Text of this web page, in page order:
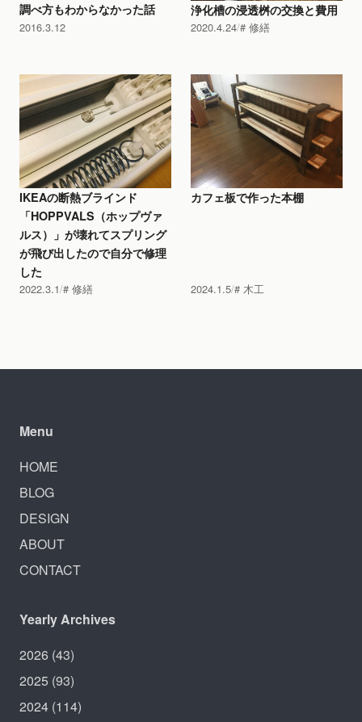
調べ方もわからなかった話
2016.3.12
浄化槽の浸透桝の交換と費用
2020.4.24 修繕
IKEAの断熱ブラインド
「HOPPVALS（ホップヴァ
ルス）」が壊れてスプリング
が飛び出したので自分で修理
した
2022.3.1 修繕
カフェ板で作った本棚
2024.1.5 木工
Menu
HOME
BLOG
DESIGN
ABOUT
CONTACT
Yearly Archives
2026 (43)
2025 (93)
2024 (114)